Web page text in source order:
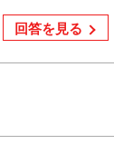
回答を見る